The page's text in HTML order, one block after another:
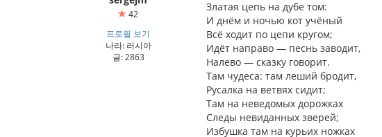
42
프로필 보기
나라: 러시아
글: 2863
Златая цепь на дубе том:
И днём и ночью кот учёный
Всё ходит по цепи кругом;
Идёт направо — песнь заводит,
Налево — сказку говорит.
Там чудеса: там леший бродит,
Русалка на ветвях сидит;
Там на неведомых дорожках
Следы невиданных зверей;
Избушка там на курьих ножках